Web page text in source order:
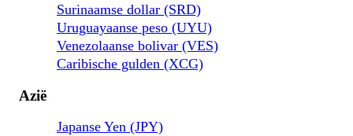
Surinaamse dollar (SRD)
Uruguayaanse peso (UYU)
Venezolaanse bolivar (VES)
Caribische gulden (XCG)
Azië
Japanse Yen (JPY)